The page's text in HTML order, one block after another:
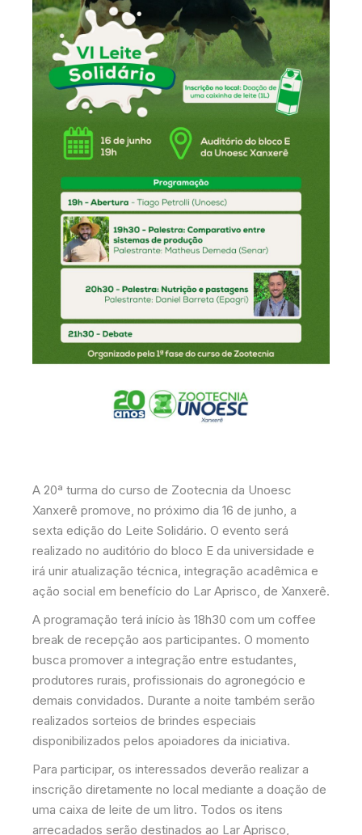
A 20ª turma do curso de Zootecnia da Unoesc
Xanxerê promove, no próximo dia 16 de junho, a
sexta edição do Leite Solidário. O evento será
realizado no auditório do bloco E da universidade e
irá unir atualização técnica, integração acadêmica e
ação social em benefício do Lar Aprisco, de Xanxerê.
A programação terá início às 18h30 com um coffee
break de recepção aos participantes. O momento
busca promover a integração entre estudantes,
produtores rurais, profissionais do agronegócio e
demais convidados. Durante a noite também serão
realizados sorteios de brindes especiais
disponibilizados pelos apoiadores da iniciativa.
Para participar, os interessados deverão realizar a
inscrição diretamente no local mediante a doação de
uma caixa de leite de um litro. Todos os itens
arrecadados serão destinados ao Lar Aprisco,